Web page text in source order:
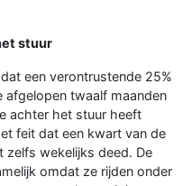
stuur
een verontrustende 25%
afgelopen twaalf maanden
achter het stuur heeft
feit dat een kwart van de
zelfs wekelijks deed. De
omdat ze rijden onder